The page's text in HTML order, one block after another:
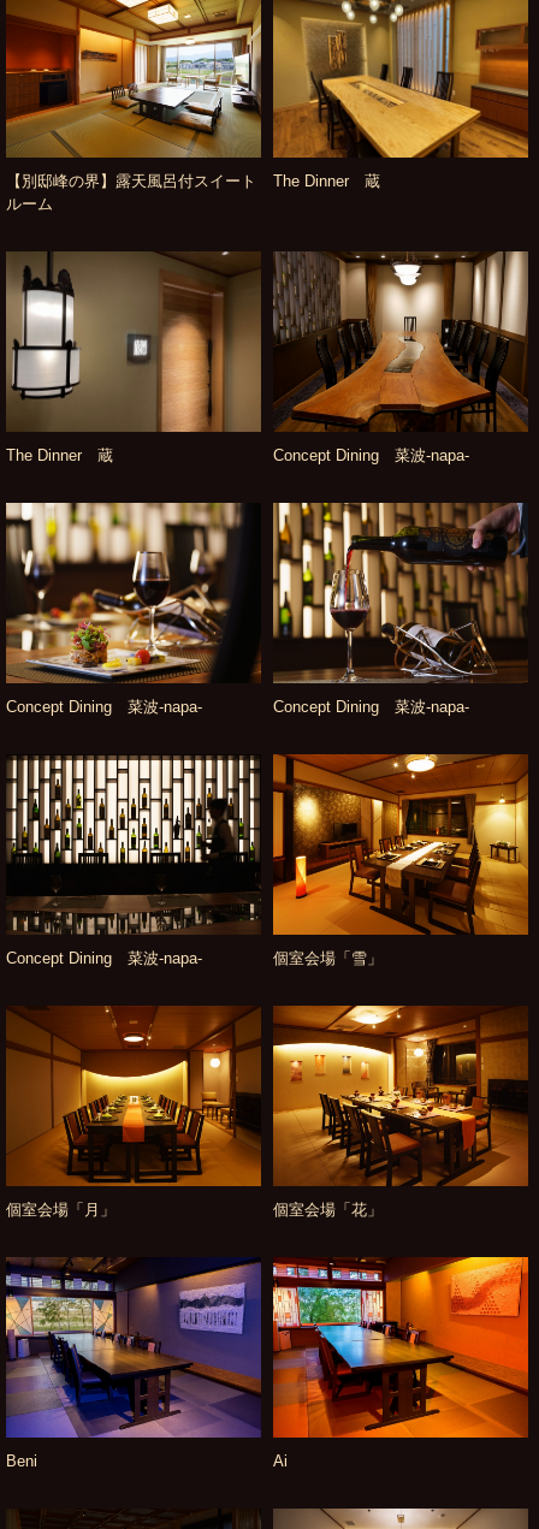
【別邸峰の界】露天風呂付スイート
ルーム
The Dinner 蔵
The Dinner 蔵 Concept Dining 菜波-napa-
Concept Dining 菜波-napa- Concept Dining 菜波-napa-
Concept Dining 菜波-napa- 個室会場「雪」
個室会場「月」 個室会場「花」
Beni Ai